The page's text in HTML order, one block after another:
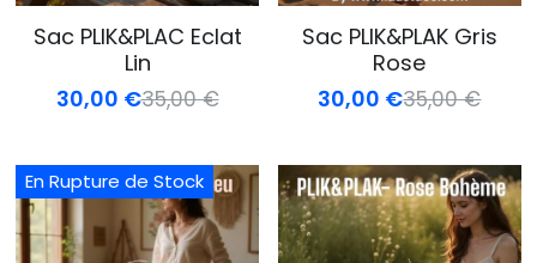
Sac PLIK&PLAC Eclat
Lin
30,00 €35,00 €
Sac PLIK&PLAK Gris
Rose
30,00 €35,00 €
En Rupture de Stock